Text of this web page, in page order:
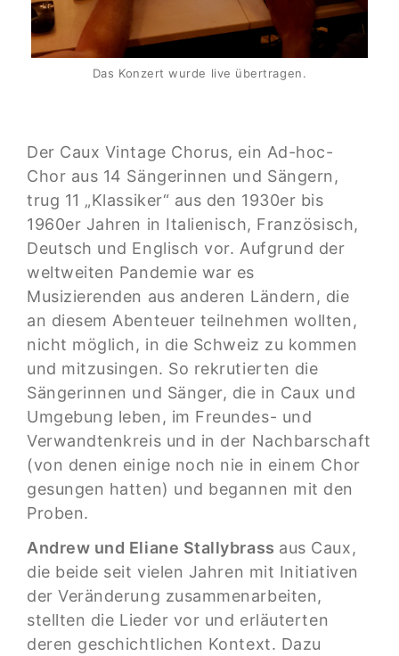
Das Konzert wurde live übertragen.
Der Caux Vintage Chorus, ein Ad-hoc-
Chor aus 14 Sängerinnen und Sängern,
trug 11 „Klassiker“ aus den 1930er bis
1960er Jahren in Italienisch, Französisch,
Deutsch und Englisch vor. Aufgrund der
weltweiten Pandemie war es
Musizierenden aus anderen Ländern, die
an diesem Abenteuer teilnehmen wollten,
nicht möglich, in die Schweiz zu kommen
und mitzusingen. So rekrutierten die
Sängerinnen und Sänger, die in Caux und
Umgebung leben, im Freundes- und
Verwandtenkreis und in der Nachbarschaft
(von denen einige noch nie in einem Chor
gesungen hatten) und begannen mit den
Proben.
Andrew und Eliane Stallybrass aus Caux,
die beide seit vielen Jahren mit Initiativen
der Veränderung zusammenarbeiten,
stellten die Lieder vor und erläuterten
deren geschichtlichen Kontext. Dazu